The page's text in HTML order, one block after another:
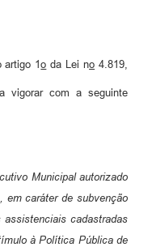
artigo 1o da Lei no 4.819,
vigorar com a seguinte
Municipal autorizado
em caráter de subvenção
cadastradas
à Política Pública de